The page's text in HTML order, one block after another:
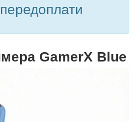
GamerX Blue